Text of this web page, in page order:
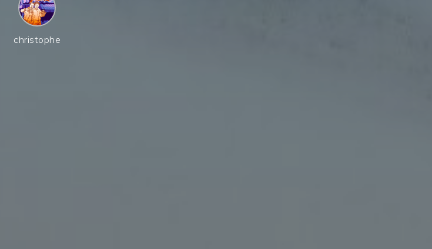
christophe